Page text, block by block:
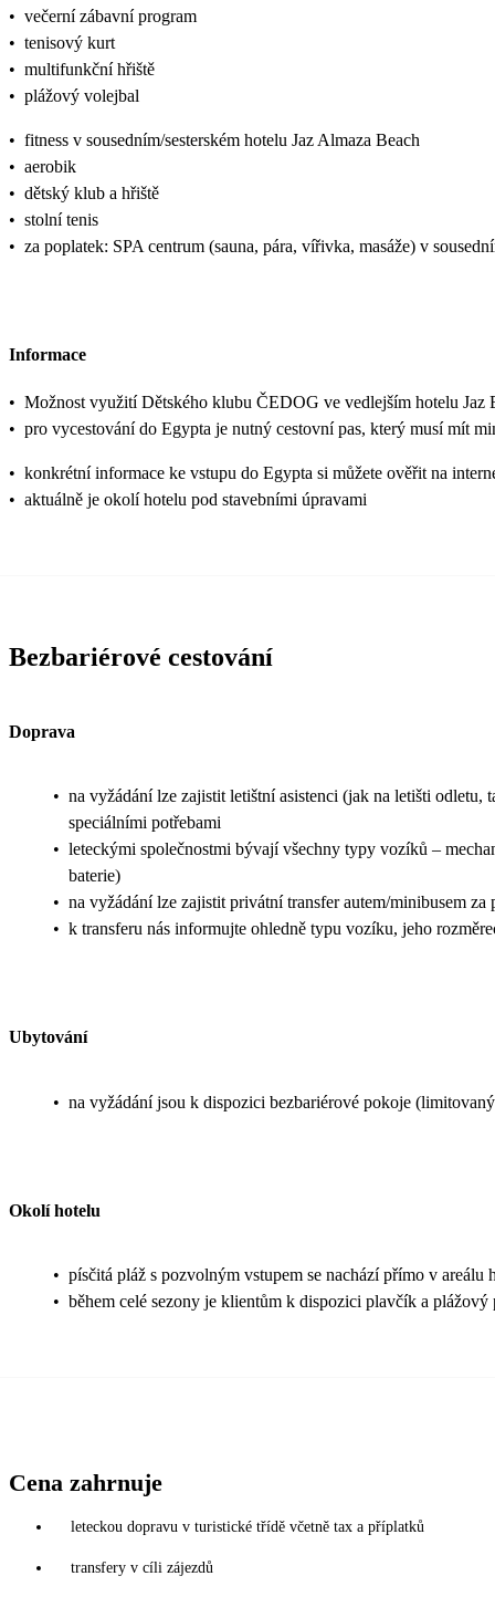
• večerní zábavní program
• tenisový kurt
• multifunkční hřiště
• plážový volejbal
• fitness v sousedním/sesterském hotelu Jaz Almaza Beach
• aerobik
• dětský klub a hřiště
• stolní tenis
• za poplatek: SPA centrum (sauna, pára, vířivka, masáže) v
Informace
• Možnost využití Dětského klubu ČEDOG ve vedlejším hotelu
• pro vycestování do Egypta je nutný cestovní pas, který musí mít
• konkrétní informace ke vstupu do Egypta si můžete ověřit na
• aktuálně je okolí hotelu pod stavebními úpravami
Bezbariérové cestování
Doprava
• na vyžádání lze zajistit letištní asistenci (jak na letišti odletu,
speciálními potřebami
• leteckými společnostmi bývají všechny typy vozíků –
baterie)
• na vyžádání lze zajistit privátní transfer autem/minibusem
• k transferu nás informujte ohledně typu vozíku, jeho
Ubytování
• na vyžádání jsou k dispozici bezbariérové pokoje
Okolí hotelu
• písčitá pláž s pozvolným vstupem se nachází přímo v
• během celé sezony je klientům k dispozici plavčík a plážový
Cena zahrnuje
leteckou dopravu v turistické třídě včetně tax a příplatků
transfery v cíli zájezdů